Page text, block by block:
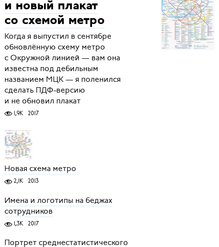
и новый плакат
со схемой метро
Когда я выпустил в сентябре
обновлённую схему метро
с Окружной линией — вам она
известна под дебильным
названием МЦК — я поленился
сделать ПДФ-версию
и не обновил плакат
1,9K 2017
Новая схема метро
2,1K 2013
Имена и логотипы на беджах
сотрудников
1,3K 2017
Портрет среднестатистического